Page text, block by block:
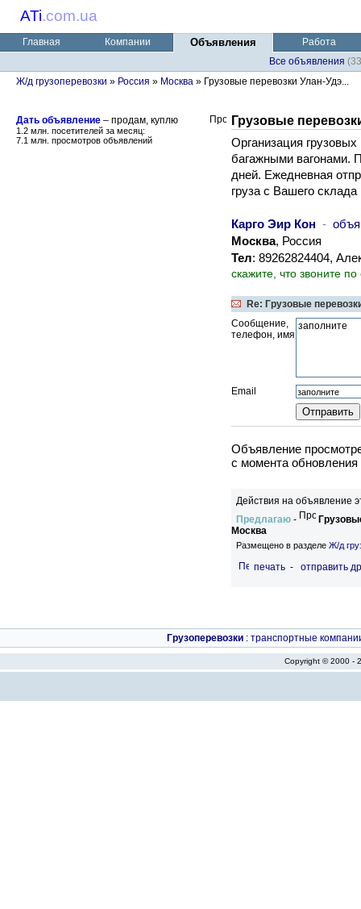
ATi.com.ua
Главная Компании Объявления
Работа
Все объявления
Ж/д грузоперевозки » Россия » Москва » Грузовые перевозки Улан-Удэ...
Дать объявление – продам, куплю
1.2 млн. посетителей за месяц:
7.1 млн. просмотров объявлений
Грузовые
Организация
багажными
дней. Ежедневная
груза с Вашего
Карго Эир Кон -
Москва, Россия
Тел: 89262824404,
скажите, что звоните
Re: Грузовые
Сообщение,
телефон, имя
Email
Объявление
c момента обновления
Действия на объявление
Предлагаю -
Москва
Размещено в разделе Ж/д
печать - отправить
Грузоперевозки : транспортные
Copyright © 2000 -